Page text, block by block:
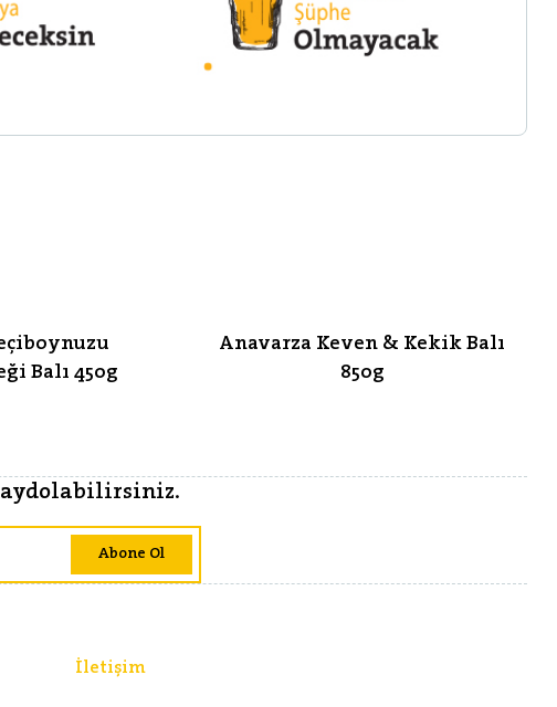
Balı 450g
Anavarza Keven & Kekik Balı
850g
Abone Ol
İletişim